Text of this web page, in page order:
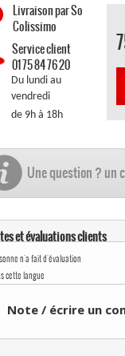
Livraison par So
Colissimo
Service client
01 75 84 76 20
Du lundi au
vendredi
de 9h à 18h
Une question ? un
et évaluations clients
n'a fait d'évaluation
cette langue
Note / écrire un